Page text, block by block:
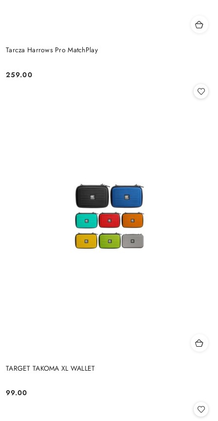
Tarcza Harrows Pro MatchPlay
Cena:
259.00
TARGET TAKOMA XL WALLET
Cena:
99.00